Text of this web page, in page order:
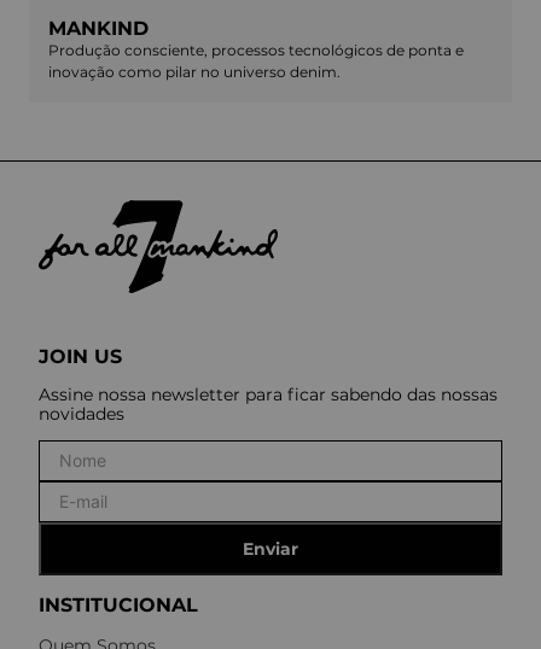
MANKIND
Produção consciente, processos tecnológicos de ponta e
inovação como pilar no universo denim.
INSTITUCIONAL
JOIN US
Assine nossa newsletter para ficar sabendo das nossas
novidades
Enviar